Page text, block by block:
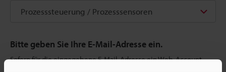
Bitte geben Sie Ihre E-Mail-Adresse ein.
Sofern für die eingegebene E-Mail-Adresse ein Web-Account